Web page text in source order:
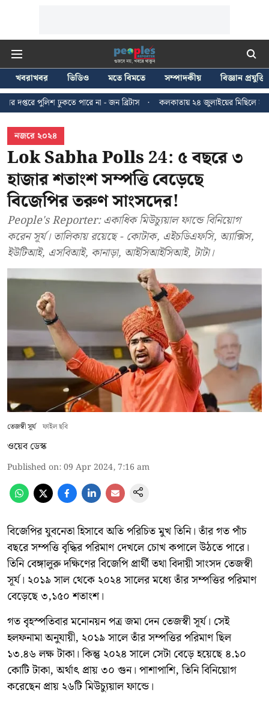
খবরাখবর ভিডিও মতে বিমতে সম্পাদকীয়
বিজ্ঞান প্রযুক্তি
পারে না - জন ব্রিটাস
কলকাতায় ২৪ জুলাইয়ের মিছিলে হাঙ্গামার ঘটনায় ধৃত
নজরে ২০২৪
Lok Sabha Polls 24: ৫ বছরে ৩
হাজার শতাংশ সম্পত্তি বেড়েছে
বিজেপির তরুণ সাংসদের!
People's Reporter: একাধিক মিউচ্যুয়াল ফান্ডে বিনিয়োগ
করেন সূর্য। তালিকায় রয়েছে - কোটাক, এইচডিএফসি, অ্যাক্সিস,
ইউটিআই, এসবিআই, কানাড়া, আইসিআইসিআই, টাটা।
তেজস্বী সূর্য ফাইল ছবি
ওয়েব ডেস্ক
Published on:09 Apr 2024, 7:16 am
বিজেপির যুবনেতা হিসাবে অতি পরিচিত মুখ তিনি। তাঁর গত পাঁচ
বছরে সম্পত্তি বৃদ্ধির পরিমাণ দেখলে চোখ কপালে উঠতে পারে।
তিনি বেঙ্গালুরু দক্ষিণের বিজেপি প্রার্থী তথা বিদায়ী সাংসদ তেজস্বী
সূর্য। ২০১৯ সাল থেকে ২০২৪ সালের মধ্যে তাঁর সম্পত্তির পরিমাণ
বেড়েছে ৩,১৫০ শতাংশ।
গত বৃহস্পতিবার মনোনয়ন পত্র জমা দেন তেজস্বী সূর্য। সেই
হলফনামা অনুযায়ী, ২০১৯ সালে তাঁর সম্পত্তির পরিমাণ ছিল
১৩.৪৬ লক্ষ টাকা। কিন্তু ২০২৪ সালে সেটা বেড়ে হয়েছে ৪.১০
কোটি টাকা, অর্থাৎ প্রায় ৩০ গুন। পাশাপাশি, তিনি বিনিয়োগ
করেছেন প্রায় ২৬টি মিউচ্যুয়াল ফান্ডে।